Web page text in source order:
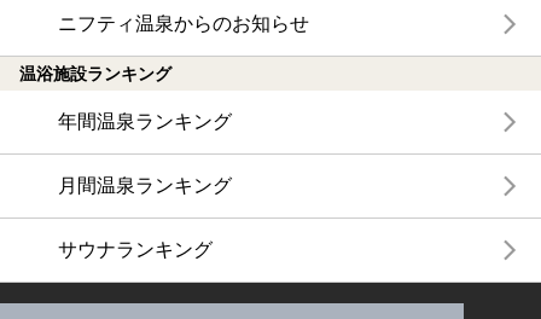
ニフティ温泉からのお知らせ
温浴施設ランキング
年間温泉ランキング
月間温泉ランキング
サウナランキング